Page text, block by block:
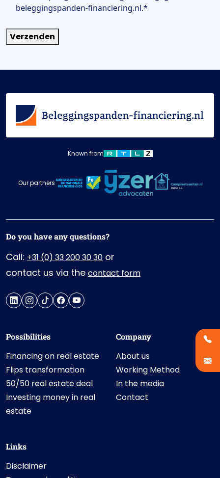
beleggingspanden-financiering.nl.*
Verzenden
Known from
Our partners
Do you have any questions?
Call: +31 (0) 33 200 30 30 or
contact us via the contact form
Possibilities
Financing on real estate
Flips transformation
50/50 real estate deal
Investing money in real
estate
Company
About us
Working Method
In the media
Contact
Links
Disclaimer